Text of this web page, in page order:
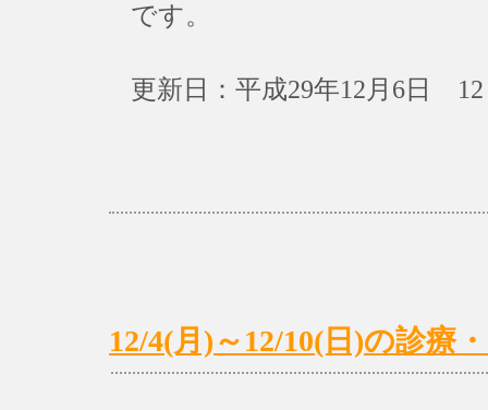
です。
更新日：平成29年12月6日 12
12/4(月)～12/10(日)の診療